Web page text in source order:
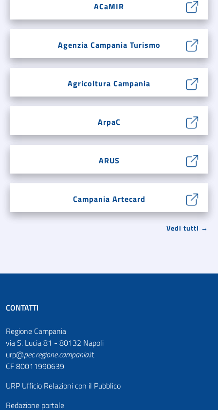
ACaMIR
Agenzia Campania Turismo
Agricoltura Campania
ArpaC
ARUS
Campania Artecard
Vedi tutti →
CONTATTI
Regione Campania
via S. Lucia 81 - 80132 Napoli
urp@pec.regione.campania.it
CF 80011990639
URP Ufficio Relazioni con il Pubblico
Redazione portale